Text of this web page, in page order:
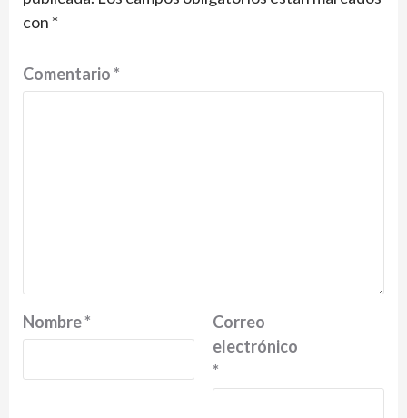
con *
Comentario*
Nombre*
Correo
electrónico
*